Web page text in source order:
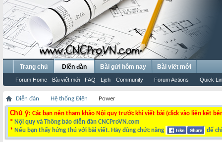
Trang chủ Diễn đàn
Forum Home Bài viết mới FAQ Lịch Community Forum Actions Quick
Bài gửi hôm nay Bài viết mới
Diễn đàn Hệ thống Điện Power
Chú ý: Các bạn nên tham khảo Nội quy trước khi viết bài (click vào liên kết
* Nội quy và Thông báo diễn đàn CNCProVN.com
* Nếu bạn thấy hứng thú với bài viết. Hãy dùng chức năng để